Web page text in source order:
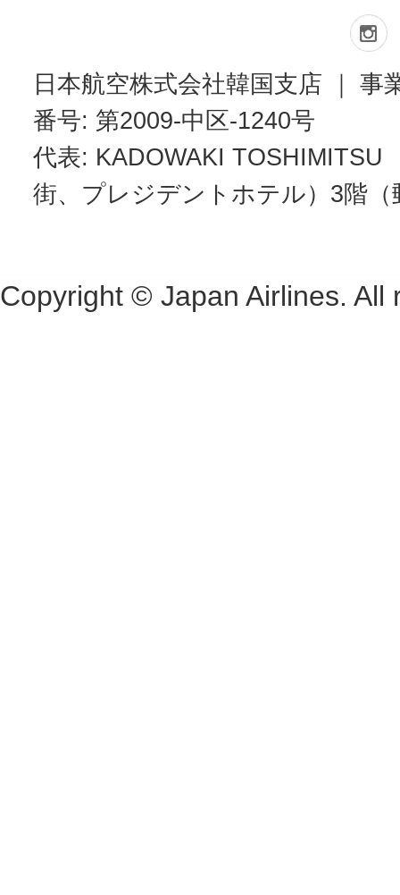
日本航空株式会社韓国支店 ｜ 事
番号: 第2009-中区-1240号
代表: KADOWAKI TOSHIMITSU
街、プレジデントホテル）3階
Copyright © Japan Airlines.